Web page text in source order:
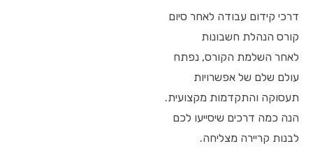
דרכי קידום עבודה לאחר סיום
קורס הנהלת חשבונות
לאחר השלמת הקורס, נפתח
עולם שלם של אפשרויות
תעסוקה והתקדמות מקצועית.
הנה כמה דרכים שיסייעו לכם
לבנות קריירה מצליחה.